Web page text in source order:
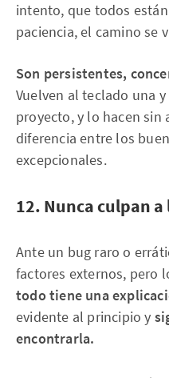
intento, que todos
paciencia, el camino se
Son persistentes,
Vuelven al teclado una
proyecto, y lo hacen sin
diferencia entre los
excepcionales.
12. Nunca culpan
Ante un bug raro o
factores externos, pero
todo tiene una
evidente al principio y
encontrarla.